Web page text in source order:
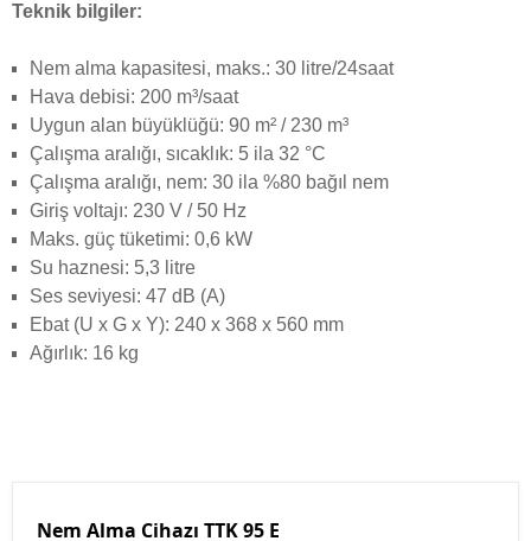
Teknik bilgiler:
Nem alma kapasitesi, maks.: 30 litre/24saat
Hava debisi: 200 m³/saat
Uygun alan büyüklüğü: 90 m² / 230 m³
Çalışma aralığı, sıcaklık: 5 ila 32 °C
Çalışma aralığı, nem: 30 ila %80 bağıl nem
Giriş voltajı: 230 V / 50 Hz
Maks. güç tüketimi: 0,6 kW
Su haznesi: 5,3 litre
Ses seviyesi: 47 dB (A)
Ebat (U x G x Y): 240 x 368 x 560 mm
Ağırlık: 16 kg
Nem Alma Cihazı TTK 95 E